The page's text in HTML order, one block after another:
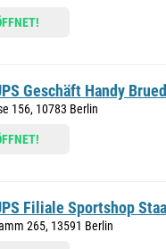
Geschäft Handy
156, 10783 Berlin
Filiale Sportshop
265, 13591 Berlin